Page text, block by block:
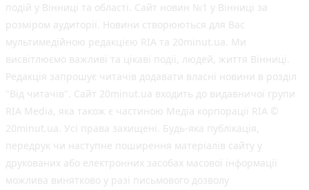
подій у Вінниці та області. Сайт новин №1 у Вінниці за
розміром аудиторії. Новини створюються для Вас
мультимедійною редакцією RIA та 20minut.ua. Ми
висвітлюємо важливі та цікаві події, людей, життя Вінниці.
Редакція запрошує читачів додавати власні новини в розділ
"Від читачів". Сайт 20minut.ua входить до видавничої групи
RIA Media, яка також є частиною Медіа корпорації RIA ©
20minut.ua. Усі права захищені. Будь-яка публiкацiя,
передрук чи наступне поширення матеріалів сайту у
друкованих або електронних засобах масової інформації
можлива винятково у разі письмового дозволу